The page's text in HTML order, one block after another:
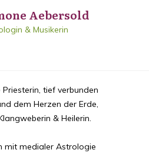
Aebersold
& Musikerin
tief verbunden
dem Herzen der Erde,
& Heilerin.
mit medialer Astrologie